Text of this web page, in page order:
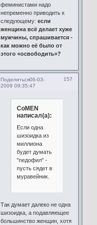
феминистами надо
непременно приводить к
следующему: если
женщина всё делает хуже
мужчины, спрашивается -
как можно её было от
этого «освободить»?
Поделиться 157
06-03-
2009 09:35:47
CoMEN
написал(а):
Если одна
шизоидка из
миллиона
будет думать
"педофил" -
пусть сядет в
муравейник.
Так думает далеко не одна
шизоидка, а подавляющее
большинство женщин, хотя